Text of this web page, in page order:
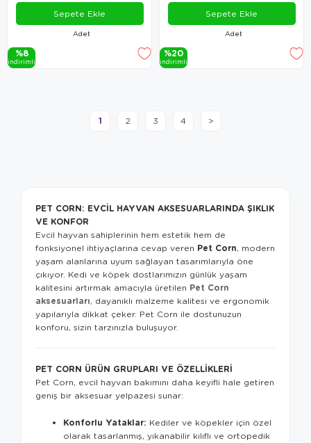
Adet
Sepete Ekle
%8
i̇ndi̇ri̇mli̇
Adet
Sepete Ekle
%20
i̇ndi̇ri̇mli̇
1 2 3 4 >
PET CORN: EVCIL HAYVAN AKSESUARLARINDA ŞIKLIK
VE KONFOR
Evcil hayvan sahiplerinin hem estetik hem de
fonksiyonel ihtiyaçlarına cevap veren Pet Corn, modern
yaşam alanlarına uyum sağlayan tasarımlarıyla öne
çıkıyor. Kedi ve köpek dostlarımızın günlük yaşam
kalitesini artırmak amacıyla üretilen Pet Corn
aksesuarları, dayanıklı malzeme kalitesi ve ergonomik
yapılarıyla dikkat çeker. Pet Corn ile dostunuzun
konforu, sizin tarzınızla buluşuyor.
PET CORN ÜRÜN GRUPLARI VE ÖZELLIKLERI
Pet Corn, evcil hayvan bakımını daha keyifli hale getiren
geniş bir aksesuar yelpazesi sunar:
Konforlu Yataklar: Kediler ve köpekler için özel
olarak tasarlanmış, yıkanabilir kılıflı ve ortopedik